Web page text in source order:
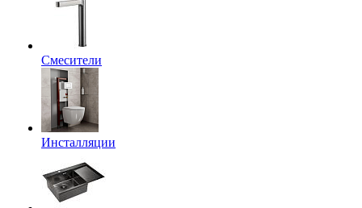
Смесители
Инсталляции